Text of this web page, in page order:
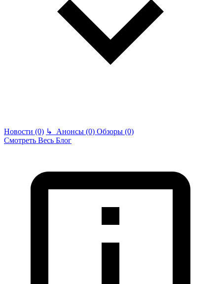
Новости (0) ↳ Анонсы (0) Обзоры (0)
Смотреть Весь Блог